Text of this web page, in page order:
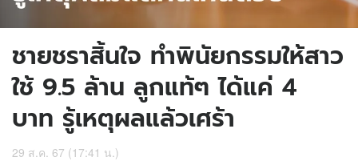
ชายชราสิ้นใจ ทำพินัยกรรมให้สาว
ใช้ 9.5 ล้าน ลูกแท้ๆ ได้แค่ 4
บาท รู้เหตุผลแล้วเศร้า
29 ส.ค. 67 (17:41 น.)